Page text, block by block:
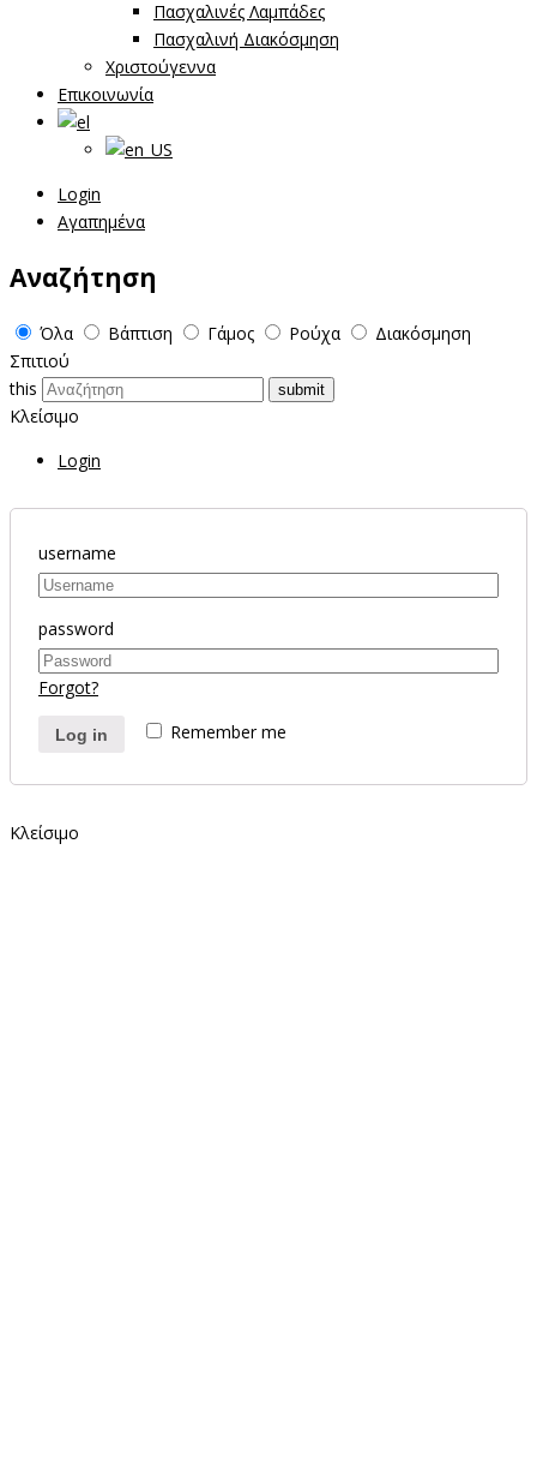
Πασχαλινές Λαμπάδες
Πασχαλινή Διακόσμηση
Χριστούγεννα
Επικοινωνία
Login
Αγαπημένα
Αναζήτηση
Όλα Βάπτιση Γάμος Ρούχα
Διακόσμηση
Σπιτιού
this
Κλείσιμο
Login
username
password
Forgot?
Remember me
Log in
Κλείσιμο